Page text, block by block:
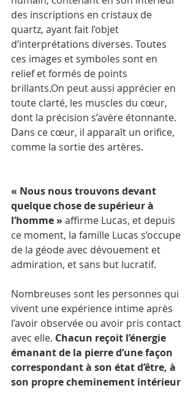
des inscriptions en cristaux de
quartz, ayant fait l’objet
d’interprétations diverses. Toutes
ces images et symboles sont en
relief et formés de points
brillants.On peut aussi apprécier en
toute clarté, les muscles du cœur,
dont la précision s’avère étonnante.
Dans ce cœur, il apparaît un orifice,
comme la sortie des artères.
« Nous nous trouvons devant
quelque chose de supérieur à
l’homme » affirme Lucas, et depuis
ce moment, la famille Lucas s’occupe
de la géode avec dévouement et
admiration, et sans but lucratif.
Nombreuses sont les personnes qui
vivent une expérience intime après
l’avoir observée ou avoir pris contact
avec elle. Chacun reçoit l’énergie
émanant de la pierre d’une façon
correspondant à son état d’être, à
son propre cheminement intérieur